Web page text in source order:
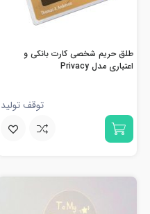
طلق حریم شخصی کارت بانکی و
اعتباری مدل Privacy
توقف تولید